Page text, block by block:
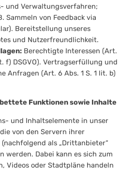
und Verwaltungsverfahren;
Sammeln von Feedback via
Bereitstellung unseres
und Nutzerfreundlichkeit.
Berechtigte Interessen (Art.
f) DSGVO). Vertragserfüllung und
Anfragen (Art. 6 Abs. 1 S. 1 lit. b)
Funktionen sowie Inhalte
und Inhaltselemente in unser
von den Servern ihrer
als „Drittanbieter“
werden. Dabei kann es sich zum
Videos oder Stadtpläne handeln